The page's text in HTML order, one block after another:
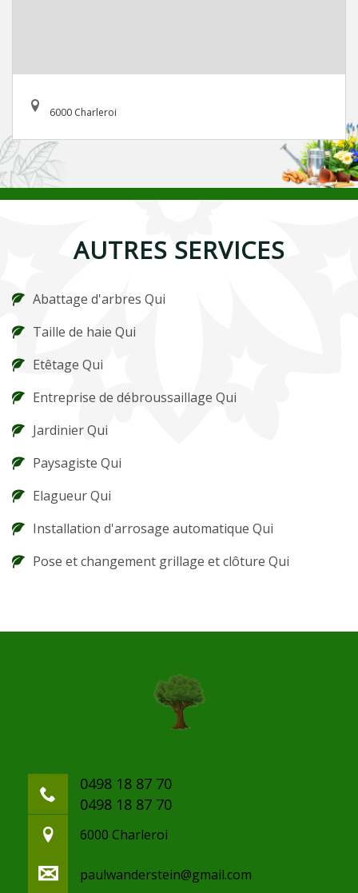
6000 Charleroi
AUTRES SERVICES
Abattage d'arbres Qui
Taille de haie Qui
Etêtage Qui
Entreprise de débroussaillage Qui
Jardinier Qui
Paysagiste Qui
Elagueur Qui
Installation d'arrosage automatique Qui
Pose et changement grillage et clôture Qui
0498 18 87 70
0498 18 87 70
6000 Charleroi
paulwanderstein@gmail.com